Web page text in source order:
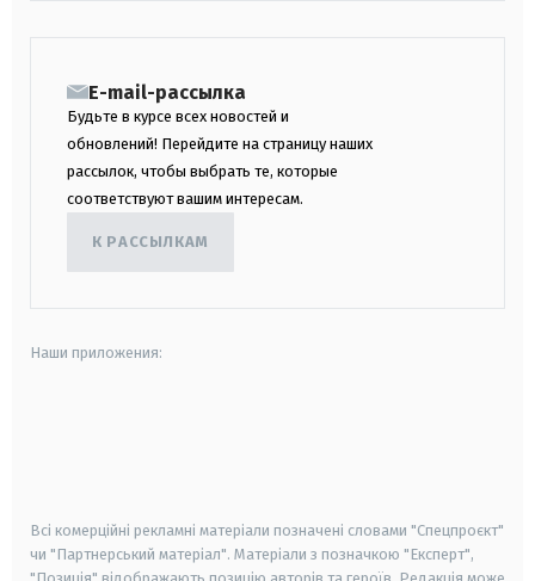
E-mail-рассылка
Будьте в курсе всех новостей и
обновлений! Перейдите на страницу наших
рассылок, чтобы выбрать те, которые
соответствуют вашим интересам.
К РАССЫЛКАМ
Наши приложения:
Всі комерційні рекламні матеріали позначені словами "Спецпроєкт"
чи "Партнерський матеріал". Матеріали з позначкою "Експерт",